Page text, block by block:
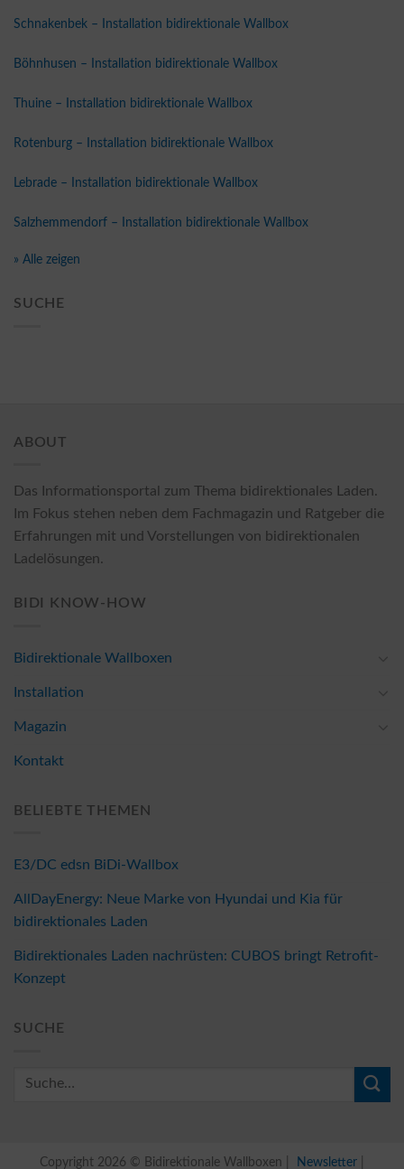
Schnakenbek – Installation bidirektionale Wallbox
Böhnhusen – Installation bidirektionale Wallbox
Thuine – Installation bidirektionale Wallbox
Rotenburg – Installation bidirektionale Wallbox
Lebrade – Installation bidirektionale Wallbox
Salzhemmendorf – Installation bidirektionale Wallbox
» Alle zeigen
SUCHE
ABOUT
Das Informationsportal zum Thema bidirektionales Laden.
Im Fokus stehen neben dem Fachmagazin und Ratgeber die
Erfahrungen mit und Vorstellungen von bidirektionalen
Ladelösungen.
BIDI KNOW-HOW
Bidirektionale Wallboxen
Installation
Magazin
Kontakt
BELIEBTE THEMEN
E3/DC edsn BiDi-Wallbox
AllDayEnergy: Neue Marke von Hyundai und Kia für
bidirektionales Laden
Bidirektionales Laden nachrüsten: CUBOS bringt Retrofit-
Konzept
SUCHE
Copyright 2026 © Bidirektionale Wallboxen | Newsletter